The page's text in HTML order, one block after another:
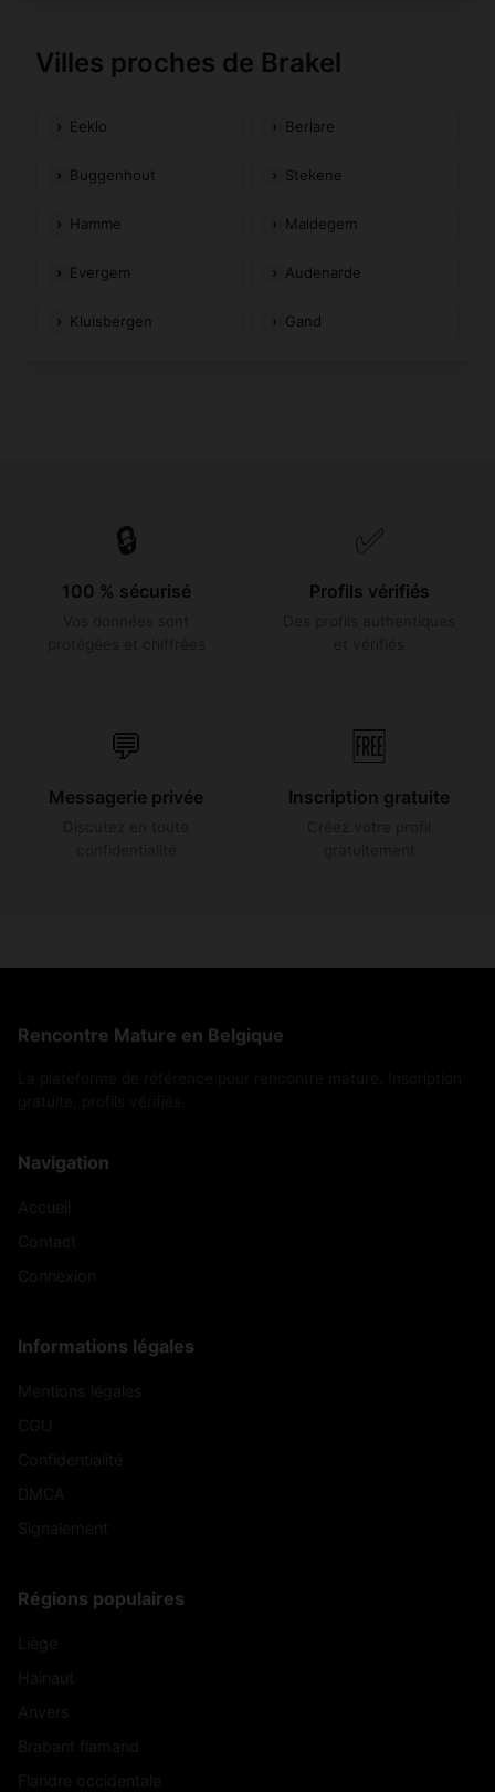
Villes proches de Brakel
Eeklo Berlare
Buggenhout Stekene
Hamme Maldegem
Evergem Audenarde
Kluisbergen Gand
🔒
100 % sécurisé
✅
Profils vérifiés
💬
Messagerie privée
🆓
Inscription gratuite
Rencontre Mature en Belgique
Navigation
Informations légales
Régions populaires